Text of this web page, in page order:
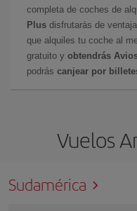
completa de coches de
Plus disfrutarás de
que alquiles tu coche al
gratuito y obtendrás
podrás canjear por
Vuelos
Sudamérica